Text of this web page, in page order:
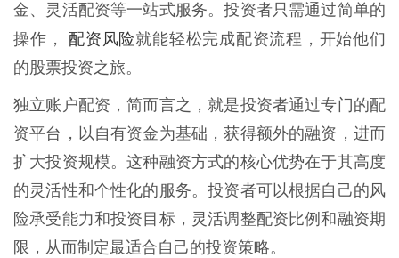
金、灵活配资等一站式服务。投资者只需通过简单的
操作，
配资风险就能轻松完成配资流程，开始他们
的股票投资之旅。
独立账户配资，简而言之，就是投资者通过专门的配
资平台，以自有资金为基础，获得额外的融资，进而
扩大投资规模。这种融资方式的核心优势在于其高度
的灵活性和个性化的服务。投资者可以根据自己的风
险承受能力和投资目标，灵活调整配资比例和融资期
限，从而制定最适合自己的投资策略。